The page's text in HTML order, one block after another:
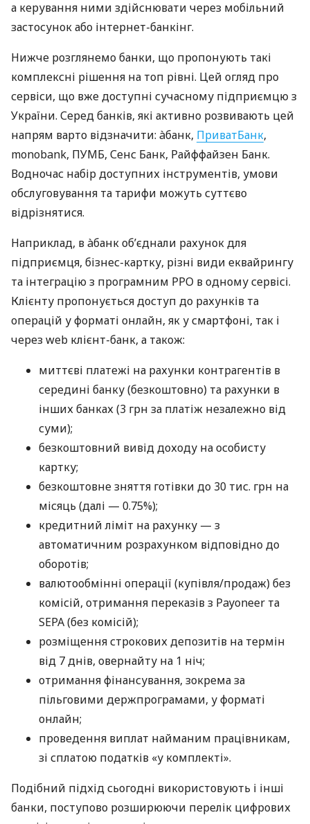
а керування ними здійснювати через мобільний
застосунок або інтернет-банкінг.
Нижче розглянемо банки, що пропонують такі
комплексні рішення на топ рівні. Цей огляд про
сервіси, що вже доступні сучасному підприємцю з
України. Серед банків, які активно розвивають цей
напрям варто відзначити: àбанк, ПриватБанк,
monobank, ПУМБ, Сенс Банк, Райффайзен Банк.
Водночас набір доступних інструментів, умови
обслуговування та тарифи можуть суттєво
відрізнятися.
Наприклад, в àбанк об’єднали рахунок для
підприємця, бізнес-картку, різні види еквайрингу
та інтеграцію з програмним РРО в одному сервісі.
Клієнту пропонується доступ до рахунків та
операцій у форматі онлайн, як у смартфоні, так і
через web клієнт-банк, а також:
миттєві платежі на рахунки контрагентів в
середині банку (безкоштовно) та рахунки в
інших банках (3 грн за платіж незалежно від
суми);
безкоштовний вивід доходу на особисту
картку;
безкоштовне зняття готівки до 30 тис. грн на
місяць (далі — 0.75%);
кредитний ліміт на рахунку — з
автоматичним розрахунком відповідно до
оборотів;
валютообмінні операції (купівля/продаж) без
комісій, отримання переказів з Payoneer та
SEPA (без комісій);
розміщення строкових депозитів на термін
від 7 днів, овернайту на 1 ніч;
отримання фінансування, зокрема за
пільговими держпрограмами, у форматі
онлайн;
проведення виплат найманим працівникам,
зі сплатою податків «у комплекті».
Подібний підхід сьогодні використовують і інші
банки, поступово розширюючи перелік цифрових